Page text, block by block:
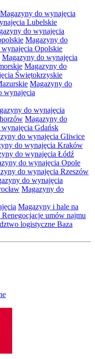
Magazyny do wynajęcia
Lubelskie
do wynajęcia
Magazyny do
Opolskie
Magazyny do wynajęcia
Magazyny do
Świętokrzyskie
Magazyny do
wynajęcia
do wynajęcia
Magazyny do
Gdańsk
do wynajęcia Gliwice
do wynajęcia Kraków
do wynajęcia Łódź
do wynajęcia Opole
do wynajęcia Rzeszów
do wynajęcia
Magazyny do
Magazyny i hale na
Renegocjacje umów najmu
logistyczne Baza